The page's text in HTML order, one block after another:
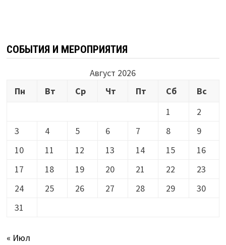
СОБЫТИЯ И МЕРОПРИЯТИЯ
Август 2026
Пн
Вт Ср Чт Пт Сб
Вс
1
2
3
4 5 6 7 8
9
10
11 12 13 14 15
16
17
18 19 20 21 22
23
24
25 26 27 28 29
30
31
« Июл